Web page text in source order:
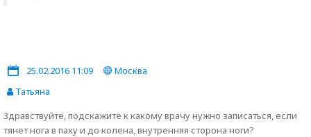
25.02.2016 11:09
Москва
Татьяна
Здравствуйте, подскажите к какому врачу нужно записаться, если
тянет нога в паху и до колена, внутренняя сторона ноги?